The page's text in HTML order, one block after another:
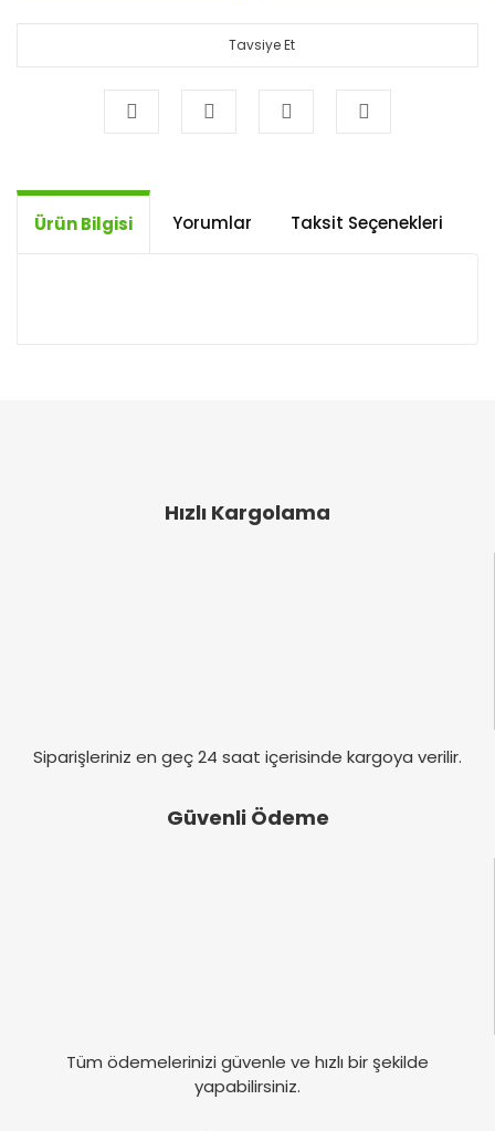
Tavsiye Et
Ürün Bilgisi Yorumlar Taksit Seçenekleri
Bu ürünün fiyat bilgisi, resim, ürün açıklamalarında
Ürün bilgilerinde hatalar bulunuyor.
Hızlı Kargolama
Siparişleriniz en geç 24 saat içerisinde kargoya verilir.
Güvenli Ödeme
Tüm ödemelerinizi güvenle ve hızlı bir şekilde
yapabilirsiniz.